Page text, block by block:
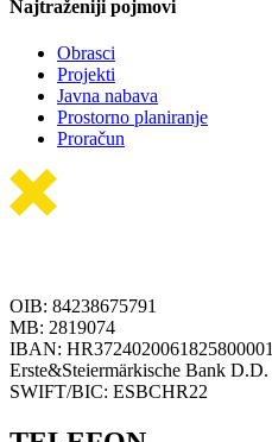
Najtraženiji pojmovi
Obrasci
Projekti
Javna nabava
Prostorno planiranje
Proračun
OIB: 84238675791
MB: 2819074
IBAN: HR3724020061825800001
Erste&Steiermärkische Bank D.D.
SWIFT/BIC: ESBCHR22